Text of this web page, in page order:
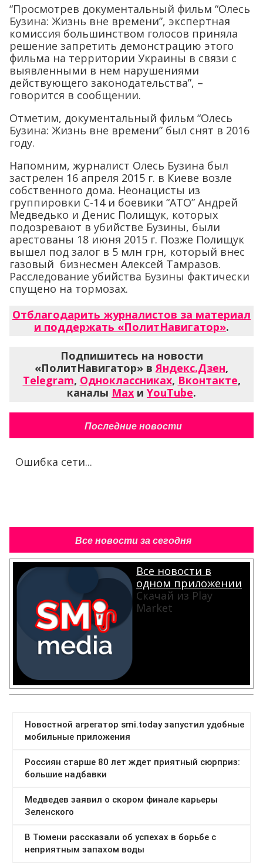
“Просмотрев документальный фильм “Олесь
Бузина: Жизнь вне времени”, экспертная
комиссия большинством голосов приняла
решение запретить демонстрацию этого
фильма на территории Украины в связи с
выявленными в нем нарушениями
действующего законодательства”, –
говорится в сообщении.
Отметим, документальный фильм “Олесь
Бузина: Жизнь вне времени” был снят в 2016
году.
Напомним, журналист Олесь Бузина был
застрелен 16 апреля 2015 г. в Киеве возле
собственного дома. Неонацисты из
группировки С-14 и боевики “АТО” Андрей
Медведько и Денис Полищук, которых
подозревают в убийстве Бузины, были
арестованы 18 июня 2015 г. Позже Полищук
вышел под залог в 5 млн грн, который внес
газовый бизнесмен Алексей Тамразов.
Расследование убийства Бузины фактически
спущено на тормозах.
Отблагодарить журналистов за материал
и поддержать «ПолитНавигатор».
Подпишитесь на новости
«ПолитНавигатор» вЯндекс.Дзен,
Telegram, Одноклассниках, Вконтакте,
каналы Max и YouTube.
Последние новости
Ошибка сети...
Все новости за сегодня
Все новости в
одном приложении
Скачай из Play
Market